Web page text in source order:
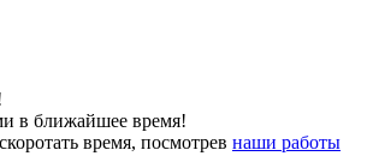
в ближайшее время!
время, посмотрев наши работы